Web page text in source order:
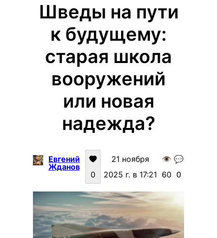
Шведы на пути
к будущему:
старая школа
вооружений
или новая
надежда?
Евгений
Жданов
0
21 ноября
2025 г. в 17:21
👁️
60
💬
0